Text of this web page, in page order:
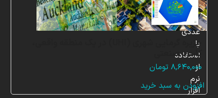
کاربرد صنعتی
۸,۶۴۰,۰۰۰ تومان
افزودن به سبد خرید
شبیه
سازی
عددی
با
استفاده
از
نرم
افزار